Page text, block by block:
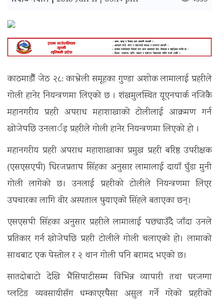
काठमाडौँ जेठ २८: काभ्रेली समूहका गुण्डा अशोक लामालाई प्रहरीले
गोली हानेर नियन्त्रणमा लिएको छ । शंखमुलस्थित यूएनपार्क नजिकै
महानगरीय प्रहरी अपराध महाशाखाको टोलीलाई आक्रमण गर्न
खोजेपछि उनलार्इ प्रहरीले गोली हानेर नियन्त्रणमा लिएको हाे ।
महानगरीय प्रहरी अपराध महाशाखाका प्रमुख प्रहरी बरिष्ठ उपरीक्षक
(एसएसएपी) धिरजप्रताप सिंहका अनुसार लामालाई दायाँ घुँडा मुनी
गोली लागेको छ। उनलाई प्रहरीको टोलीले नियन्त्रणमा लिएर
उपचारका लागि वीर अस्पताल पुर्‍याएको सिंहले बताएका छन्।
एसएसपी सिंहका अनुसार प्रहरीले लामालाई पछ्याउँदै जाँदा उनले
प्रतिकार गर्न खोजेपछि प्रहरी टोलीले गोली चलाएको हो। लामाको
साथबाट एक पेस्तोल र २ थान गोली पनि बरामद भएको छ।
सातदोबाटो देखि भैंसिपाटीसम्म विभिन्न व्यापारी तथा घरजग्गा
प्लटिङ व्यवसायीसँग धम्काएरपैसा असुल गर्ने गरेकाे प्रहरीकाे